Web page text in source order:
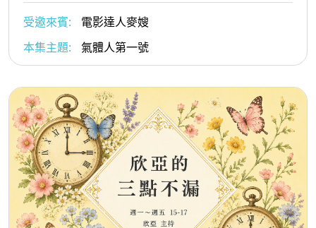
受邀來賓:
電影達人麥嫂
本集主題:
氣體人第一號